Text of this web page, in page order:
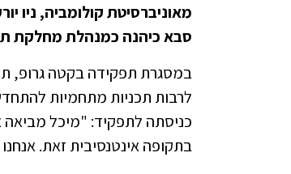
מאוניברסיטת קולומביה, ניו
סבא כיהנה כמנהלת מחלקת
במסגרת תפקידה בקטה גרופ,
לרבות תכניות מתחמיות
כניסתה לתפקיד: "מיכל מביאה
בתקופה אינטנסיבית זאת.